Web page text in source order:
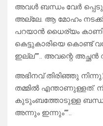
അവൾ ബന്ധം വേർ
അല്ലേ. ആ മോഹം
പറയാൻ ധൈര്യം
കെട്ടുകാരിയെ കൊണ്ട്
ഇല്ല””.. അവന്റെ അച്ഛൻ
അഭിനവ് തിരിഞ്ഞു
തമ്മിൽ എന്താണുള്ളത്.
കുടുംബത്തോടുള്ള ബന്ധം
അന്നും ഇന്നും””..